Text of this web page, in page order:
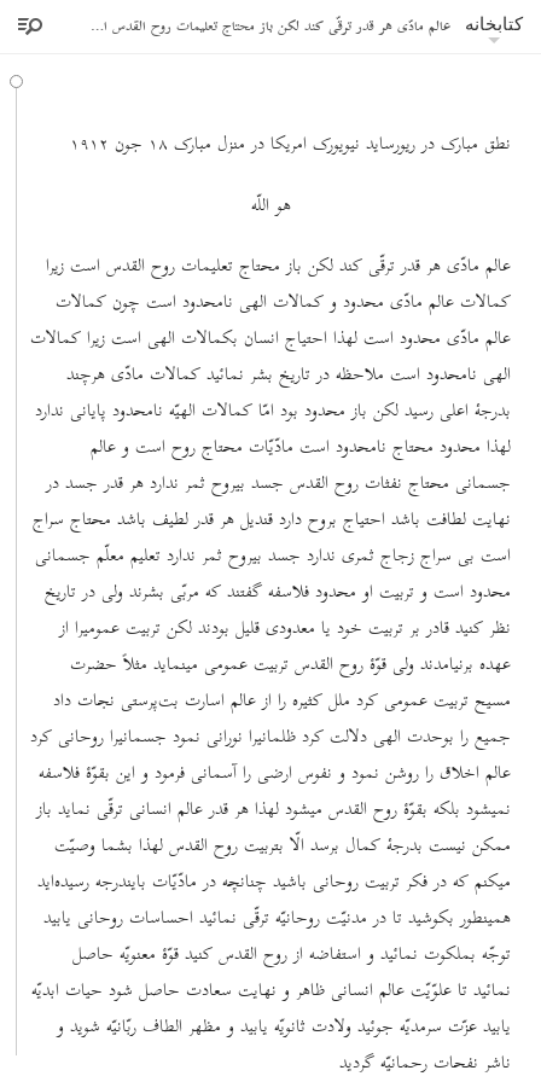
کتابخانه عالم مادّی هر قدر ترقّی کند لکن باز محتاج تعلیمات روح القدس است
نطق مبارک در ریورساید نیویورک امریکا در منزل مبارک ١٨ جون ١٩١٢
هو اللّه
عالم مادّی هر قدر ترقّی کند لکن باز محتاج تعلیمات روح القدس است زیرا
کمالات عالم مادّی محدود و کمالات الهی نامحدود است چون کمالات
عالم مادّی محدود است لهذا احتیاج انسان بکمالات الهی است زیرا کمالات
الهی نامحدود است ملاحظه در تاریخ بشر نمائید کمالات مادّی هرچند
بدرجۀ اعلی رسید لکن باز محدود بود امّا کمالات الهیّه نامحدود پایانی ندارد
لهذا محدود محتاج نامحدود است مادّیّات محتاج روح است و عالم
جسمانی محتاج نفثات روح القدس جسد بیروح ثمر ندارد هر قدر جسد در
نهایت لطافت باشد احتیاج بروح دارد قندیل هر قدر لطیف باشد محتاج سراج
است بی سراج زجاج ثمری ندارد جسد بیروح ثمر ندارد تعلیم معلّم جسمانی
محدود است و تربیت او محدود فلاسفه گفتند که مربّی بشرند ولی در تاریخ
نظر کنید قادر بر تربیت خود یا معدودی قلیل بودند لکن تربیت عمومیرا از
عهده برنیامدند ولی قوّۀ روح القدس تربیت عمومی مینماید مثلاً حضرت
مسیح تربیت عمومی کرد ملل کثیره را از عالم اسارت بت‌پرستی نجات داد
جمیع را بوحدت الهی دلالت کرد ظلمانیرا نورانی نمود جسمانیرا روحانی کرد
عالم اخلاق را روشن نمود و نفوس ارضی را آسمانی فرمود و این بقوّۀ فلاسفه
نمیشود بلکه بقوّۀ روح القدس میشود لهذا هر قدر عالم انسانی ترقّی نماید باز
ممکن نیست بدرجۀ کمال برسد الّا بتربیت روح القدس لهذا بشما وصیّت
میکنم که در فکر تربیت روحانی باشید چنانچه در مادّیّات بایندرجه رسیده‌اید
همینطور بکوشید تا در مدنیّت روحانیّه ترقّی نمائید احساسات روحانی یابید
توجّه بملکوت نمائید و استفاضه از روح القدس کنید قوّۀ معنویّه حاصل
نمائید تا علوّیّت عالم انسانی ظاهر و نهایت سعادت حاصل شود حیات ابدیّه
یابید عزّت سرمدیّه جوئید ولادت ثانویّه یابید و مظهر الطاف ربّانیّه شوید و
ناشر نفحات رحمانیّه گردید